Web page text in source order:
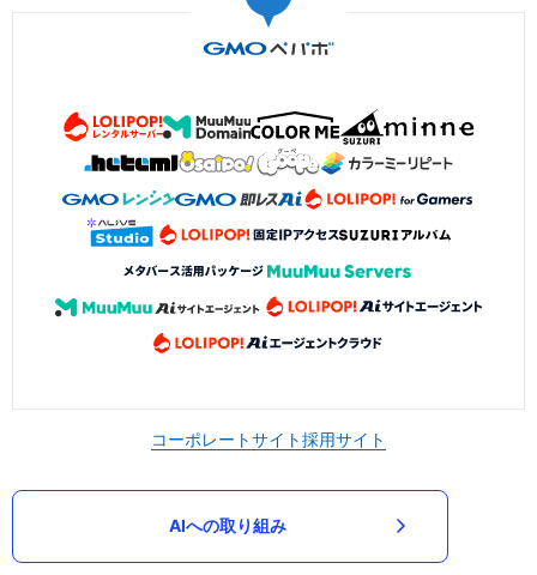
コーポレートサイト採用サイト
AIへの取り組み